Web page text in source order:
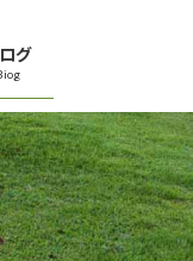
グ